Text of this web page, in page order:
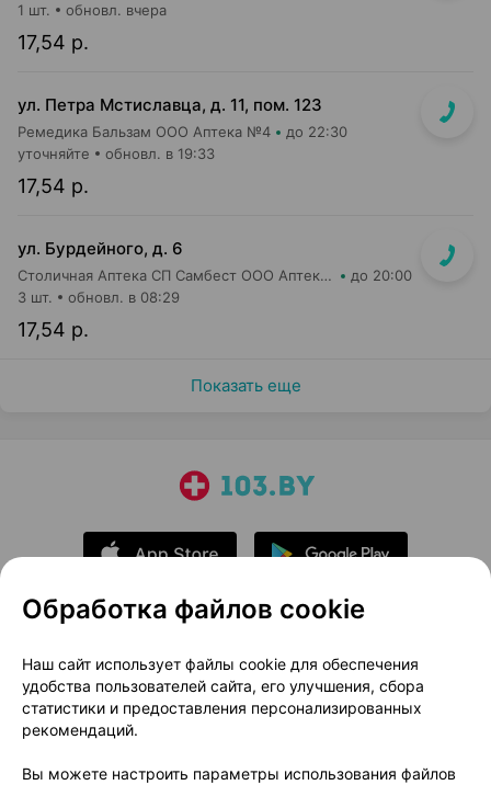
17,54 р.
1 шт. обновл. вчера
ул. Петра Мстиславца, д. 11, пом. 123
Ремедика Бальзам ООО Аптека №4 до 22:30
17,54 р.
уточняйте обновл. в 19:33
ул. Бурдейного, д. 6
Столичная Аптека СП Самбест ООО Аптека №2 до 20:00
17,54 р.
3 шт. обновл. в 08:29
Показать еще
О проекте
Новости проекта
Размещение рекламы
Медицинский маркетинг
Публичный договор
Доставка
Обработка файлов cookie
Наш сайт использует файлы cookie для обеспечения
удобства пользователей сайта, его улучшения, сбора
статистики и предоставления персонализированных
рекомендаций.
Вы можете настроить параметры использования файлов